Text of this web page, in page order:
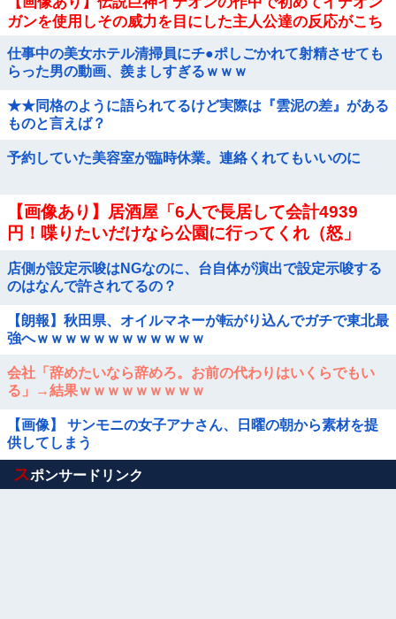
ガンを使用しその威力を目にした主人公達の反応がこち
仕事中の美女ホテル清掃員にチ●ポしごかれて射精させても
らった男の動画、羨ましすぎるｗｗｗ
★★同格のように語られてるけど実際は『雲泥の差』がある
ものと言えば？
予約していた美容室が臨時休業。連絡くれてもいいのに
【画像あり】居酒屋「6人で長居して会計4939
円！喋りたいだけなら公園に行ってくれ（怒」
店側が設定示唆はNGなのに、台自体が演出で設定示唆する
のはなんで許されてるの？
【朗報】秋田県、オイルマネーが転がり込んでガチで東北最
強へｗｗｗｗｗｗｗｗｗｗｗｗ
会社「辞めたいなら辞めろ。お前の代わりはいくらでもい
る」→結果ｗｗｗｗｗｗｗｗｗ
【画像】 サンモニの女子アナさん、日曜の朝から素材を提
供してしまう
Powered by livedoor 相互RSS
スポンサードリンク